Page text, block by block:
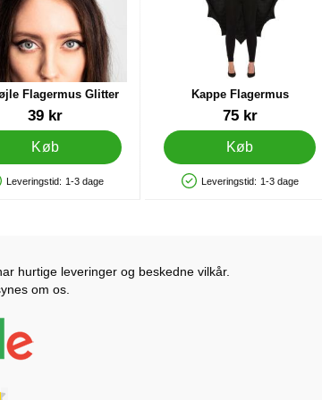
Flagermus Glitter
39 kr
Køb
På lager
Leveringstid: 1-3 dage
Kappe Flagermus
75 kr
Køb
Produkttilgængelighed: På lager
Leveringstid: 1-3 dage
hurtige leveringer og beskedne vilkår.
om os.
4.7 Stjerne